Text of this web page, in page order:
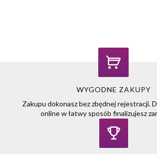
WYGODNE ZAKUPY
Zakupu dokonasz bez zbędnej rejestracji.
online w łatwy sposób finalizujesz